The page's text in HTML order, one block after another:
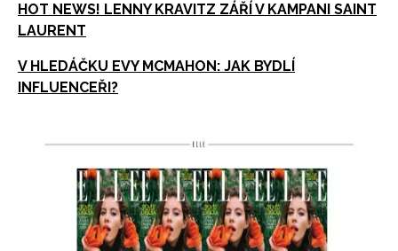
HOT NEWS! LENNY KRAVITZ ZÁŘÍ V KAMPANI SAINT
LAURENT
V HLEDÁČKU EVY MCMAHON: JAK BYDLÍ
INFLUENCEŘI?